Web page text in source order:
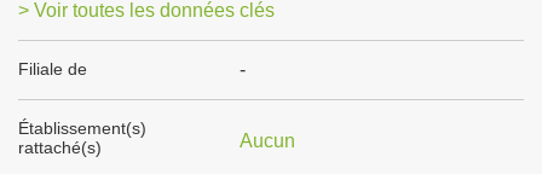
> Voir toutes les données clés
Filiale de -
Établissement(s)
rattaché(s)
Aucun